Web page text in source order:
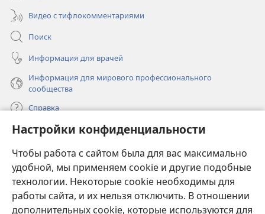
Настройки конфиденциальности
Чтобы работа с сайтом была для вас максимально
удобной, мы применяем cookie и другие подобные
технологии. Некоторые cookie необходимы для
работы сайта, и их нельзя отключить. В отношении
дополнительных cookie, которые используются для
Видео с тифлокомментариями
Поиск
Информация для врачей
Информация для мирового профессионального
сообщества
Справка
Пожертвования
в
новом
окне)
ОНЛАЙН-БИБЛИОТЕКА Сторожевой башни
(открывается
новом
окне)
JW Hub®
(открывается